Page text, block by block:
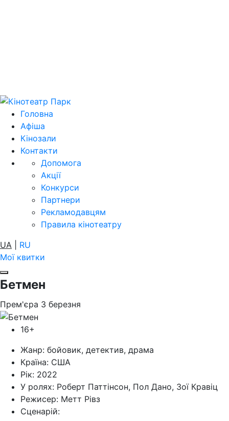
Головна
Афіша
Кінозали
Контакти
Допомога
Акції
Конкурси
Партнери
Рекламодавцям
Правила кінотеатру
UA
RU
Мої квитки
Бетмен
Прем'єра 3 березня
16+
Жанр: бойовик, детектив, драма
Країна: США
Рік: 2022
У ролях: Роберт Паттінсон, Пол Дано, Зої Кравіц
Режисер: Метт Рівз
Cценарій: